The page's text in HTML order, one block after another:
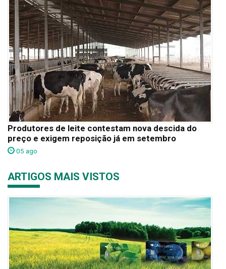
Produtores de leite contestam nova descida do
preço e exigem reposição já em setembro
05 ago
ARTIGOS MAIS VISTOS